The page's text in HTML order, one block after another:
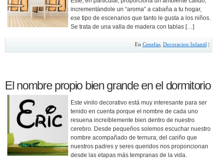
incrementándole un “aroma” a cabaña a tu hogar,
ese tipo de escenarios que tanto le gusta a los niños.
Se trata de una valla de madera con tablas […]
En Cenefas, Decoracion Infantil
El nombre propio bien grande en el dormitorio
Este vinilo decorativo está muy interesante para ser
tenido en cuenta porque el nombre de cada uno
resuena increíblemente bien dentro de nuestro
cerebro. Desde pequeños solemos escuchar nuestro
nombre acompañado de ternura; del cariño que
nuestros padres y seres queridos nos proponcionan
desde las etapas más tempranas de la vida.